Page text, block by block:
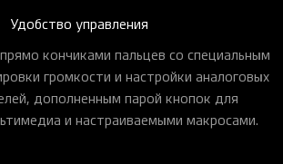
Удобство управления
кончиками пальцев со специальным
громкости и настройки аналоговых
дополненным парой кнопок для
и настраиваемыми макросами.